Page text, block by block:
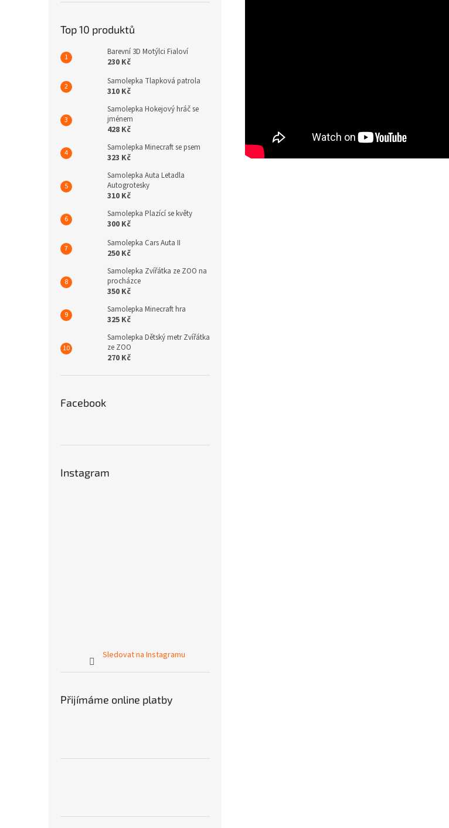
Top 10 produktů
Barevní 3D Motýlci Fialoví
230 Kč
Samolepka Tlapková patrola
310 Kč
Samolepka Hokejový hráč se
jménem
428 Kč
Samolepka Minecraft se psem
323 Kč
Samolepka Auta Letadla
Autogrotesky
310 Kč
Samolepka Plazící se květy
300 Kč
Samolepka Cars Auta II
250 Kč
Samolepka Zvířátka ze ZOO na
procházce
350 Kč
Samolepka Minecraft hra
325 Kč
Samolepka Dětský metr Zvířátka
ze ZOO
270 Kč
Facebook
Instagram
Sledovat na Instagramu
Přijímáme online platby